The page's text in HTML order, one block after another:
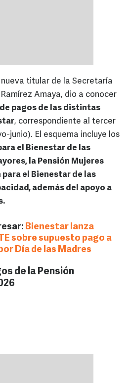
nueva titular de la Secretaría
Amaya, dio a conocer
pagos de las distintas
, correspondiente al tercer
junio). El esquema incluye los
el Bienestar de las
la Pensión Mujeres
para el Bienestar de las
además del apoyo a
Bienestar lanza
sobre supuesto pago a
Día de las Madres
de la Pensión